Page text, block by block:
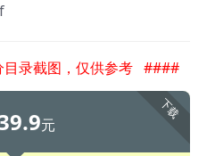
目录截图，仅供参考 ####
下载
元